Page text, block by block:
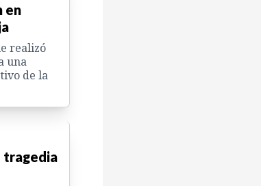
en
realizó
una
de la
tragedia